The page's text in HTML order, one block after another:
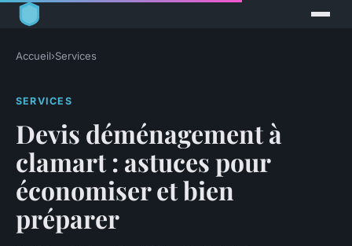
Accueil›Services
SERVICES
Devis déménagement à
clamart : astuces pour
économiser et bien
préparer